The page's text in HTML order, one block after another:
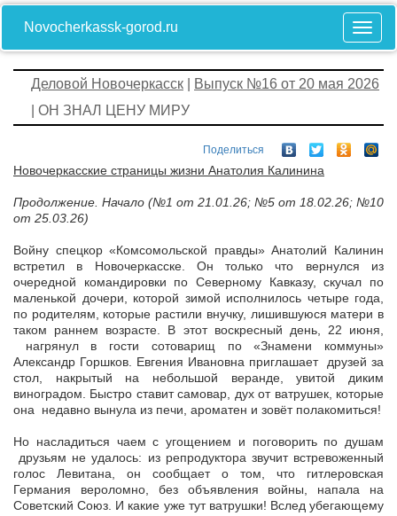
Novocherkassk-gorod.ru
Деловой Новочеркасск
Выпуск №16 от 20 мая 2026
| ОН ЗНАЛ ЦЕНУ МИРУ
Поделиться
Новочеркасские страницы жизни Анатолия Калинина
Продолжение. Начало (№1 от 21.01.26; №5 от 18.02.26; №10
от 25.03.26)
Войну спецкор «Комсомольской правды» Анатолий Калинин
встретил в Новочеркасске. Он только что вернулся из
очередной командировки по Северному Кавказу, скучал по
маленькой дочери, которой зимой исполнилось четыре года,
по родителям, которые растили внучку, лишившуюся матери в
таком раннем возрасте. В этот воскресный день, 22 июня,
нагрянул в гости сотоварищ по «Знамени коммуны»
Александр Горшков. Евгения Ивановна приглашает друзей за
стол, накрытый на небольшой веранде, увитой диким
виноградом. Быстро ставит самовар, дух от ватрушек, которые
она недавно вынула из печи, ароматен и зовёт полакомиться!
Но насладиться чаем с угощением и поговорить по душам
друзьям не удалось: из репродуктора звучит встревоженный
голос Левитана, он сообщает о том, что гитлеровская
Германия вероломно, без объявления войны, напала на
Советский Союз. И какие уже тут ватрушки! Вслед убегающему